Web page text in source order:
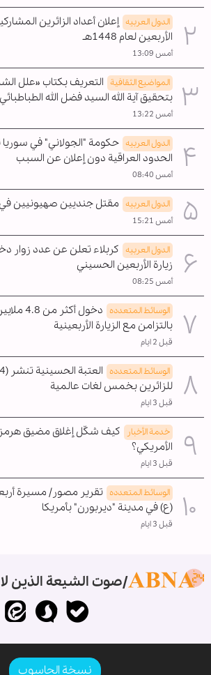
الدول العربیه إعلان أعداد الزائرين
الأربعين لعام 1448هـ
أمس 13:09
المواضیع الثقافية التعريف بكتاب «علل
بتحقيق آية الله السيد فضل الله
أمس 13:22
الدول العربیه حكومة "الجولاني" في
الحدود العراقية دون إعلان عن السبب
أمس 08:40
الدول العربیه مقتل جنديين صهيونيين في
أمس 15:21
الدول العربیه كربلاء تعلن عن عدد زوار
زيارة الأربعين الحسيني
أمس 08:25
الوسائط المتعدده
دخول
بالتزامن مع الزيارة الأربعينية
قبل 2 ايام
الوسائط المتعدده
للزائرين بخمس لغات عالمية
قبل 3 ايام
خدمة الأخبار
كيف شكّل إغلاق مضيق هرمز
الأمريكي؟
قبل 3 ايام
الوسائط المتعدده تقرير مصور/ مسيرة
(ع) في مدينة "ديربورن" بأمريكا
قبل 3 ايام
صوت الشيعة الذين لا
نسخة الحاسوب